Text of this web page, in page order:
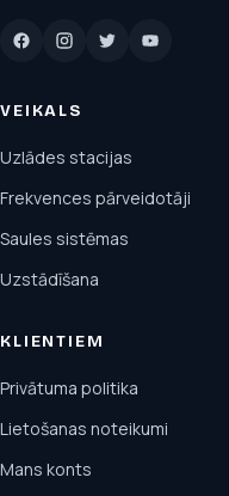
VEIKALS
Uzlādes stacijas
Frekvences pārveidotāji
Saules sistēmas
Uzstādīšana
KLIENTIEM
Privātuma politika
Lietošanas noteikumi
Mans konts